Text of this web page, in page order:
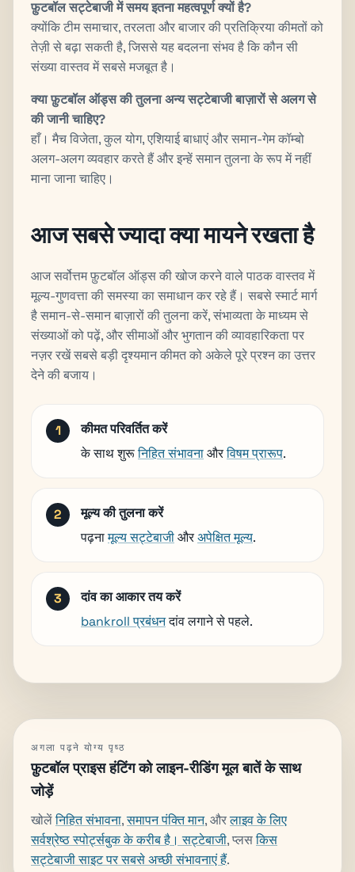
फ़ुटबॉल सट्टेबाजी में समय इतना महत्वपूर्ण क्यों है?
क्योंकि टीम समाचार, तरलता और बाजार की प्रतिक्रिया कीमतों को
तेज़ी से बढ़ा सकती है, जिससे यह बदलना संभव है कि कौन सी
संख्या वास्तव में सबसे मजबूत है।
क्या फ़ुटबॉल ऑड्स की तुलना अन्य सट्टेबाजी बाज़ारों से अलग से
की जानी चाहिए?
हाँ। मैच विजेता, कुल योग, एशियाई बाधाएं और समान-गेम कॉम्बो
अलग-अलग व्यवहार करते हैं और इन्हें समान तुलना के रूप में नहीं
माना जाना चाहिए।
आज सबसे ज्यादा क्या मायने रखता है
आज सर्वोत्तम फ़ुटबॉल ऑड्स की खोज करने वाले पाठक वास्तव में
मूल्य-गुणवत्ता की समस्या का समाधान कर रहे हैं। सबसे स्मार्ट मार्ग
है समान-से-समान बाज़ारों की तुलना करें, संभाव्यता के माध्यम से
संख्याओं को पढ़ें, और सीमाओं और भुगतान की व्यावहारिकता पर
नज़र रखें सबसे बड़ी दृश्यमान कीमत को अकेले पूरे प्रश्न का उत्तर
देने की बजाय।
कीमत परिवर्तित करें
के साथ शुरूनिहित संभावनाऔरविषम प्रारूप.
मूल्य की तुलना करें
पढ़नामूल्य सट्टेबाजीऔरअपेक्षित मूल्य.
दांव का आकार तय करें
bankroll प्रबंधनदांव लगाने से पहले.
अगला पढ़ने योग्य पृष्ठ
फ़ुटबॉल प्राइस हंटिंग को लाइन-रीडिंग मूल बातें के साथ
जोड़ें
खोलेंनिहित संभावना,समापन पंक्ति मान, औरलाइव के लिए
सर्वश्रेष्ठ स्पोर्ट्सबुक के करीब है। सट्टेबाजी, प्लसकिस
सट्टेबाजी साइट पर सबसे अच्छी संभावनाएं हैं.